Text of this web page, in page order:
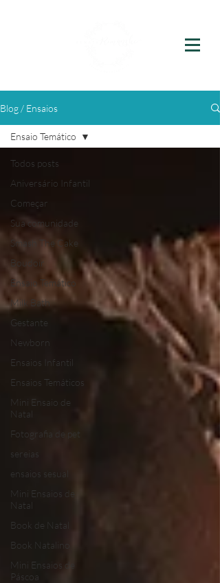
Blog / Ensaios
Todos posts
Aniversário Infantil
Começar
Sua comunidade
Smash The Cake
Boudoir
Ensaio Temático
Milk Bath
Gestante
Newborn
Ensaios Infantil
Ensaios Temáticos
Mini Ensaio de
Natal
Fotografia de pet
sereias
ensaios sesual
Mini Ensaios de
Natal
Book de Natal
Book Natalino
Mini Ensaios de
Páscoa
Ensaio Temático